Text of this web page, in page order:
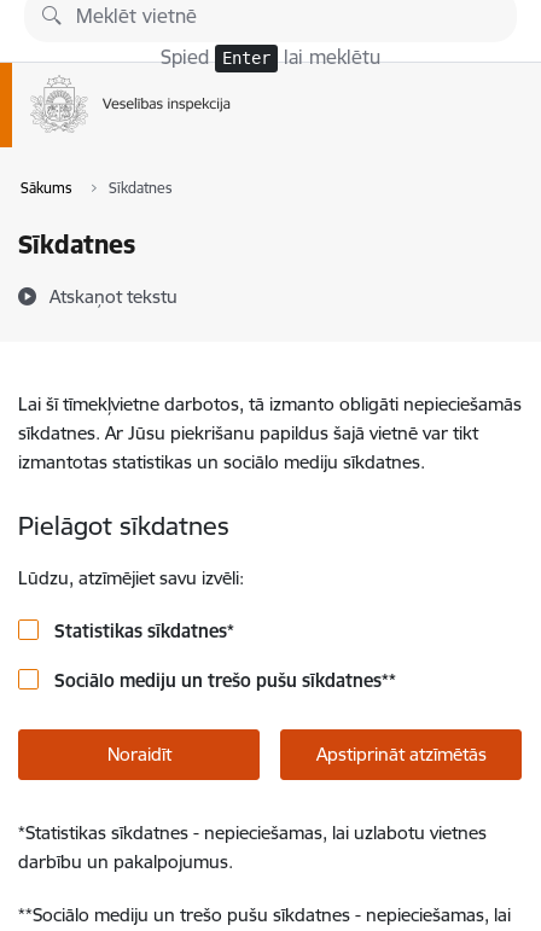
Pāriet uz lapas saturu
Spied Enter lai meklētu
Sākums Sīkdatnes
Sīkdatnes
Atskaņot tekstu
Lai šī tīmekļvietne darbotos, tā izmanto obligāti nepieciešamās
sīkdatnes. Ar Jūsu piekrišanu papildus šajā vietnē var tikt
izmantotas statistikas un sociālo mediju sīkdatnes.
Pielāgot sīkdatnes
Lūdzu, atzīmējiet savu izvēli:
Statistikas sīkdatnes*
Sociālo mediju un trešo pušu sīkdatnes**
Noraidīt Apstiprināt atzīmētās
*Statistikas sīkdatnes - nepieciešamas, lai uzlabotu vietnes
darbību un pakalpojumus.
**Sociālo mediju un trešo pušu sīkdatnes - nepieciešamas, lai